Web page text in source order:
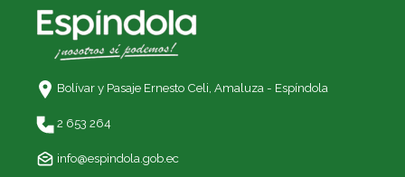
Bolívar y Pasaje Ernesto Celi, Amaluza - Espíndola
2 653 264
info@espindola.gob.ec